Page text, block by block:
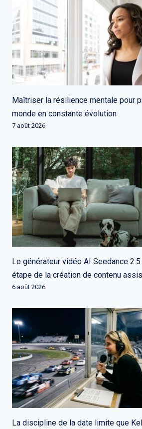
Maîtriser la résilience mentale pour
monde en constante évolution
7 août 2026
Le générateur vidéo AI Seedance
étape de la création de contenu
6 août 2026
La discipline de la date limite que